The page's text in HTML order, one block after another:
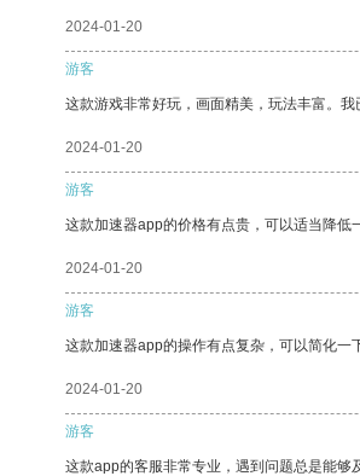
2024-01-20
游客
这款游戏非常好玩，画面精美，玩法丰富。我
2024-01-20
游客
这款加速器app的价格有点贵，可以适当降低
2024-01-20
游客
这款加速器app的操作有点复杂，可以简化一
2024-01-20
游客
这款app的客服非常专业，遇到问题总是能够